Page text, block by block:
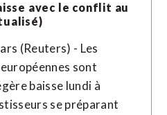
avec le conflit au
(Reuters) - Les
sont
baisse lundi à
se préparant